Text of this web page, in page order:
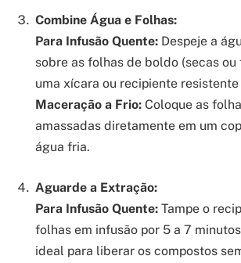
Combine Água e Folhas:
Para Infusão Quente: Despeje a
sobre as folhas de boldo (secas ou
uma xícara ou recipiente resistente
Maceração a Frio: Coloque as
amassadas diretamente em um
água fria.
Aguarde a Extração:
Para Infusão Quente: Tampe o
folhas em infusão por 5 a 7
ideal para liberar os compostos